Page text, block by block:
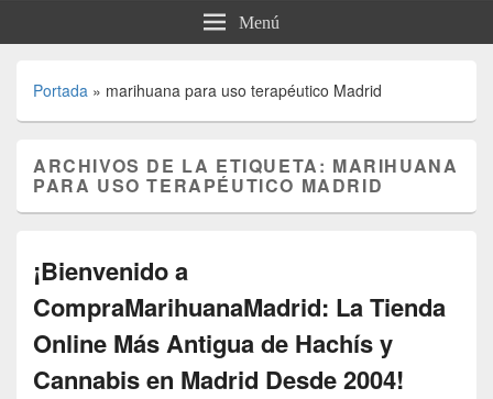
Menú
Portada » marihuana para uso terapéutico Madrid
ARCHIVOS DE LA ETIQUETA: MARIHUANA
PARA USO TERAPÉUTICO MADRID
¡Bienvenido a
CompraMarihuanaMadrid: La Tienda
Online Más Antigua de Hachís y
Cannabis en Madrid Desde 2004!